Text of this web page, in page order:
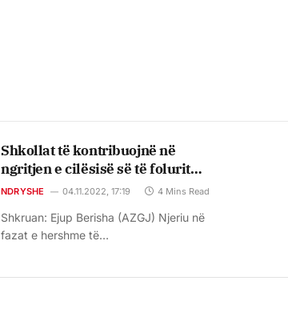
Shkollat të kontribuojnë në
ngritjen e cilësisë së të folurit
dhe të shkruarit në gjuhën
NDRYSHE 04.11.2022, 17:19 4 Mins Read
Shkruan: Ejup Berisha (AZGJ) Njeriu në
fazat e hershme të…